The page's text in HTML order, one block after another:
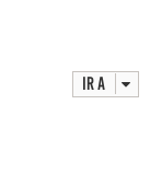
Ir a